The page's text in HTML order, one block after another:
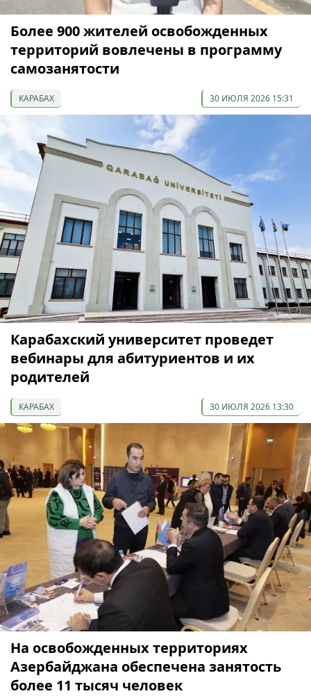
Более 900 жителей освобожденных
территорий вовлечены в программу
самозанятости
КАРАБАХ 30 ИЮЛЯ 2026 15:31
Карабахский университет проведет
вебинары для абитуриентов и их
родителей
КАРАБАХ 30 ИЮЛЯ 2026 13:30
На освобожденных территориях
Азербайджана обеспечена занятость
более 11 тысяч человек